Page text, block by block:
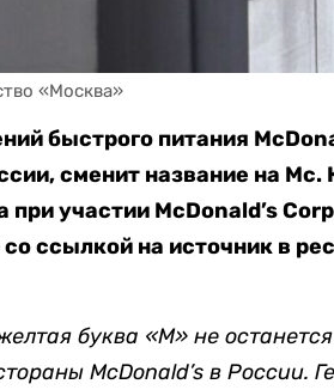
«Москва»
быстрого питания
сменит название на
при участии McDonald’s
ссылкой на источник в
буква «М» не
McDonald’s в России.